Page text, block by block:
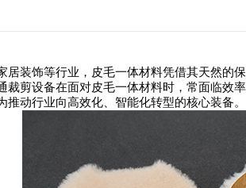
装饰等行业，皮毛一体材料凭借其天然的
裁剪设备在面对皮毛一体材料时，常面临效
动行业向高效化、智能化转型的核心装备。